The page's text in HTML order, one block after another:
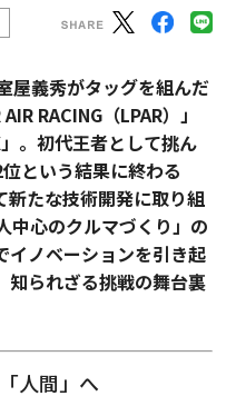
屋義秀がタッグを組んだ
RACING（LPAR）」
。初代王者として挑ん
という結果に終わる
新たな技術開発に取り組
中心のクルマづくり」の
イノベーションを引き起
知られざる挑戦の舞台裏
人間」へ